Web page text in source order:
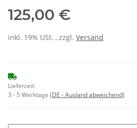
125,00 €
inkl. 19% USt. , zzgl. Versand
Lieferzeit:
3 - 5 Werktage (DE - Ausland abweichend)